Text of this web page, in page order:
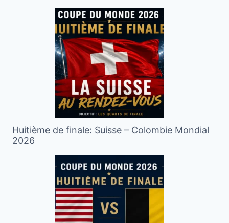
Huitième de finale: Suisse – Colombie Mondial
2026